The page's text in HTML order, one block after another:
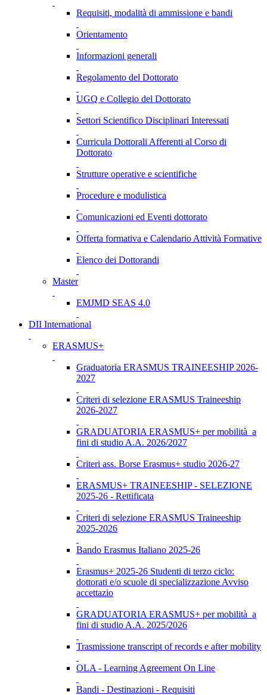
Requisiti, modalità di ammissione e bandi
Orientamento
Informazioni generali
Regolamento del Dottorato
UGQ e Collegio del Dottorato
Settori Scientifico Disciplinari Interessati
Curricula Dottorali Afferenti al Corso di
Dottorato
Strutture operative e scientifiche
Procedure e modulistica
Comunicazioni ed Eventi dottorato
Offerta formativa e Calendario Attività Formative
Elenco dei Dottorandi
Master
EMJMD SEAS 4.0
DII International
ERASMUS+
Graduatoria ERASMUS TRAINEESHIP 2026-
2027
Criteri di selezione ERASMUS Traineeship
2026-2027
GRADUATORIA ERASMUS+ per mobilità a
fini di studio A.A. 2026/2027
Criteri ass. Borse Erasmus+ studio 2026-27
ERASMUS+ TRAINEESHIP - SELEZIONE
2025-26 - Rettificata
Criteri di selezione ERASMUS Traineeship
2025-2026
Bando Erasmus Italiano 2025-26
Erasmus+ 2025-26 Studenti di terzo ciclo:
dottorati e/o scuole di specializzazione Avviso
accettazio
GRADUATORIA ERASMUS+ per mobilità a
fini di studio A.A. 2025/2026
Trasmissione transcript of records e after mobility
OLA - Learning Agreement On Line
Bandi - Destinazioni - Requisiti